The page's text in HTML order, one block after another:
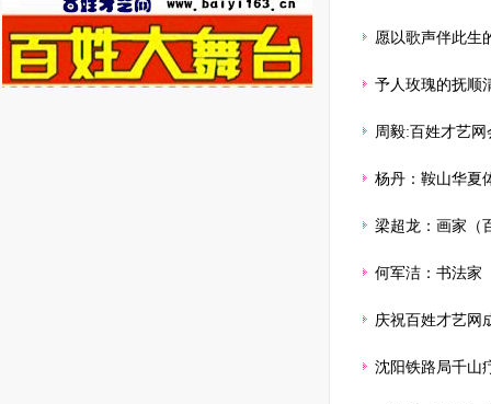
愿以歌声伴此生
予人玫瑰的抚顺
周毅:百姓才艺网
杨丹：鞍山华夏
梁超龙：画家（
何军洁：书法家
庆祝百姓才艺网
沈阳铁路局千山